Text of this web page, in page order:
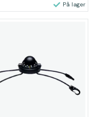
På lager